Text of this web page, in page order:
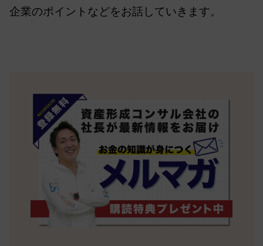
企業のポイントなどをお話していきます。